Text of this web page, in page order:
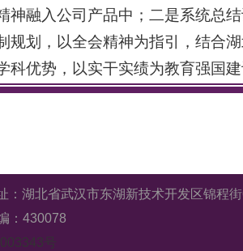
神融入公司产品中；二是系统总
规划，以全会精神为指引，结合
优势，以实干实绩为教育强国建
：湖北省武汉市东湖新技术开发区锦程
：430078
号